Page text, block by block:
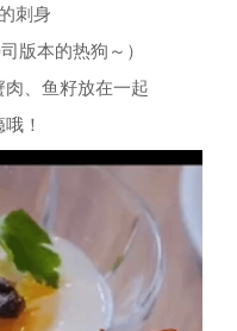
刺身
版本的热狗～）
、鱼籽放在一起
！